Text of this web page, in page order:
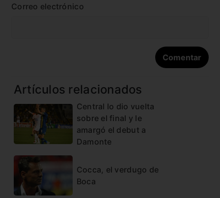
Correo electrónico
Artículos relacionados
Central lo dio vuelta
sobre el final y le
amargó el debut a
Damonte
Cocca, el verdugo de
Boca